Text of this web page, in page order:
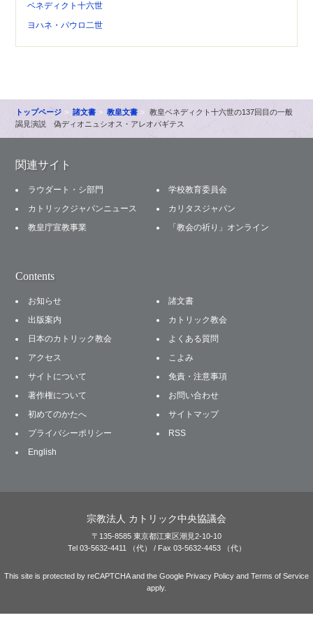
ベネディクト十六世
ヨハネ・パウロ二世
トップページ 諸文書 教皇文書
教皇ベネディクト十六世の137回目の一般
謁見演説 偽ディオニュシオス・アレオパギテス
関連サイト
ラウダート・シ部門
学校教育委員会
カトリックジャパンニュース
カリタスジャパン
教皇庁宣教事業
「教会の祈り」オンライン
Contents
お知らせ
諸文書
出版案内
カトリック教会
日本のカトリック教会
よくある質問
アクセス
こよみ
サイトについて
免責・注意事項
著作権について
お問い合わせ
初めてのかたへ
サイトマップ
プライバシーポリシー
RSS
English
宗教法人 カトリック中央協議会
〒135-8585 東京都江東区潮見2-10-10
Tel 03-5632-4411 （代） / Fax 03-5632-4453 （代）
This site is protected by reCAPTCHA and the Google Privacy Policy and Terms of Service
apply.